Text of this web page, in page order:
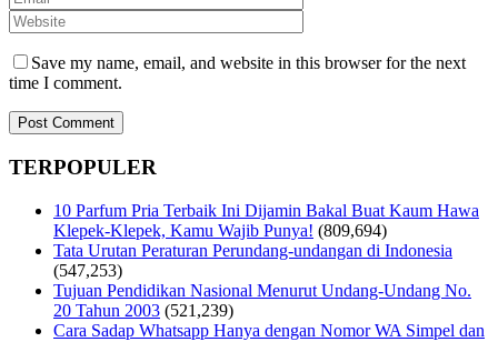
Save my name, email, and website in this browser for the next
time I comment.
TERPOPULER
10 Parfum Pria Terbaik Ini Dijamin Bakal Buat Kaum Hawa
Klepek-Klepek, Kamu Wajib Punya! (809,694)
Tata Urutan Peraturan Perundang-undangan di Indonesia
(547,253)
Tujuan Pendidikan Nasional Menurut Undang-Undang No.
20 Tahun 2003 (521,239)
Cara Sadap Whatsapp Hanya dengan Nomor WA Simpel dan